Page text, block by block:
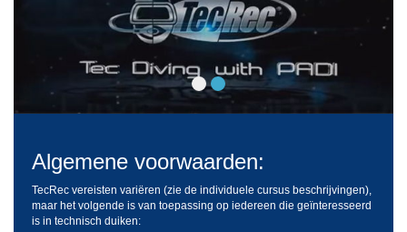
Algemene voorwaarden:
TecRec vereisten variëren (zie de individuele cursus beschrijvingen),
maar het volgende is van toepassing op iedereen die geïnteresseerd
is in technisch duiken: